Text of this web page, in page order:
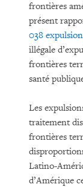
frontières
présent
038
illégale
frontières
santé
Les
traitement
frontières
Latino-
d’Amérique